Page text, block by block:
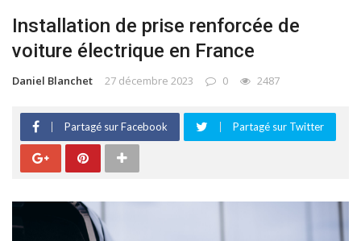
Installation de prise renforcée de
voiture électrique en France
Daniel Blanchet 27 décembre 2023 0 2487
Partagé sur Facebook Partagé sur Twitter